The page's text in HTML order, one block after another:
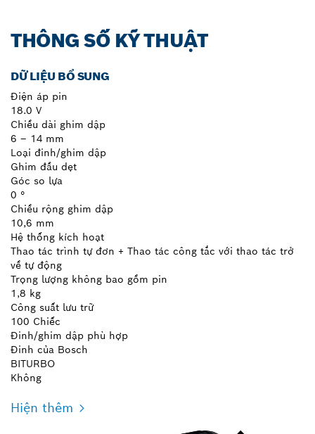
THÔNG SỐ KỸ THUẬT
DỮ LIỆU BỔ SUNG
Điện áp pin
18.0 V
Chiều dài ghim dập
6 – 14 mm
Loại đinh/ghim dập
Ghim đầu dẹt
Góc so lựa
0 °
Chiều rộng ghim dập
10,6 mm
Hệ thống kích hoạt
Thao tác trình tự đơn + Thao tác công tắc với thao tác trở
về tự động
Trọng lượng không bao gồm pin
1,8 kg
Công suất lưu trữ
100 Chiếc
Đinh/ghim dập phù hợp
Đinh của Bosch
BITURBO
Không
Hiện thêm